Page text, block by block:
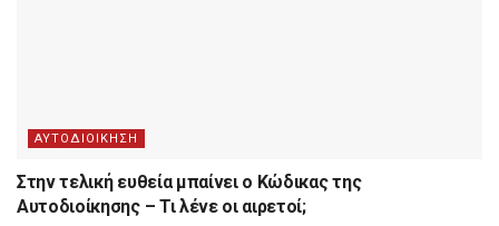
ΑΥΤΟΔΙΟΙΚΗΣΗ
Στην τελική ευθεία μπαίνει ο Κώδικας της
Αυτοδιοίκησης – Τι λένε οι αιρετοί;